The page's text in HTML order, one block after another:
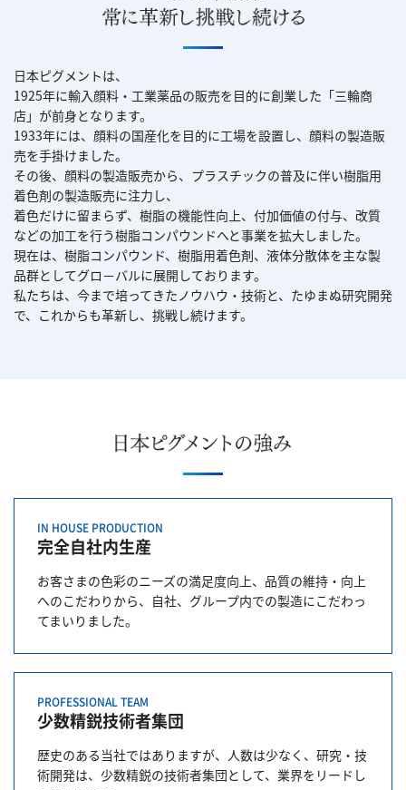
日本ピグメントは、
1925年に輸入顔料・工業薬品の販売を目的に創業した「三輪商
店」が前身となります。
1933年には、顔料の国産化を目的に工場を設置し、顔料の製造販
売を手掛けました。
その後、顔料の製造販売から、プラスチックの普及に伴い樹脂用
着色剤の製造販売に注力し、
着色だけに留まらず、樹脂の機能性向上、付加価値の付与、改質
などの加工を行う樹脂コンパウンドへと事業を拡大しました。
現在は、樹脂コンパウンド、樹脂用着色剤、液体分散体を主な製
品群としてグロ－バルに展開しております。
私たちは、今まで培ってきたノウハウ・技術と、たゆまぬ研究開発
で、これからも革新し、挑戦し続けます。
IN HOUSE PRODUCTION
完全自社内生産
お客さまの色彩のニーズの満足度向上、品質の維持・向上
へのこだわりから、自社、グループ内での製造にこだわっ
てまいりました。
PROFESSIONAL TEAM
少数精鋭技術者集団
歴史のある当社ではありますが、人数は少なく、研究・技
術開発は、少数精鋭の技術者集団として、業界をリードし